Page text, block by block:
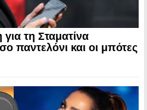
τη Σταματίνα
παντελόνι και οι μπότες